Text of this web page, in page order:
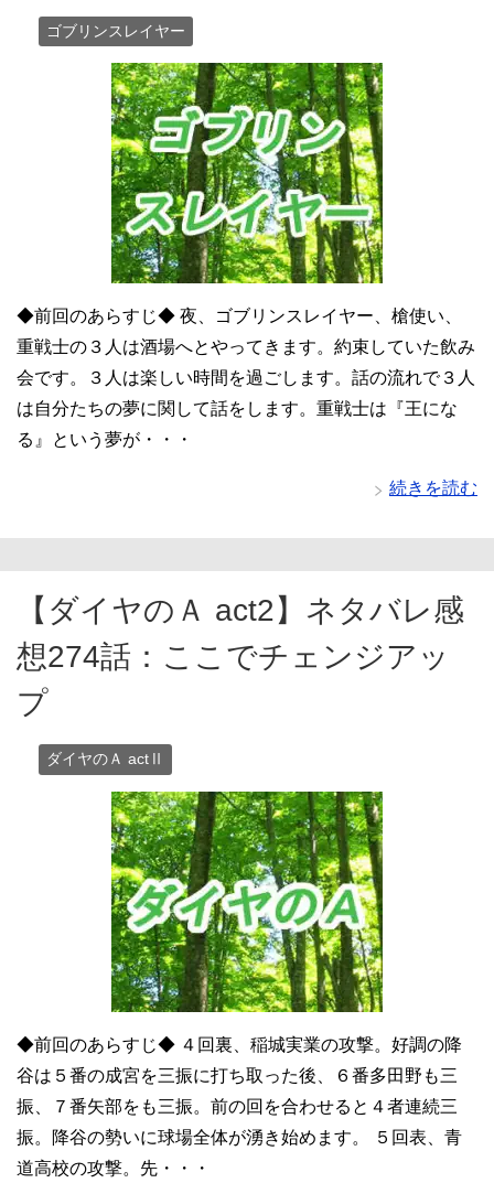
ゴブリンスレイヤー
◆前回のあらすじ◆ 夜、ゴブリンスレイヤー、槍使い、
重戦士の３人は酒場へとやってきます。約束していた飲み
会です。３人は楽しい時間を過ごします。話の流れで３人
は自分たちの夢に関して話をします。重戦士は『王にな
る』という夢が・・・
続きを読む
【ダイヤのＡ act2】ネタバレ感
想274話：ここでチェンジアッ
プ
ダイヤのＡ actⅡ
◆前回のあらすじ◆ ４回裏、稲城実業の攻撃。好調の降
谷は５番の成宮を三振に打ち取った後、６番多田野も三
振、７番矢部をも三振。前の回を合わせると４者連続三
振。降谷の勢いに球場全体が湧き始めます。 ５回表、青
道高校の攻撃。先・・・